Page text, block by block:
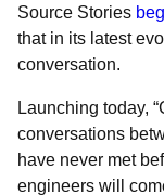
Source Stories
that in its latest
conversation.
Launching today,
conversations
have never met
engineers will